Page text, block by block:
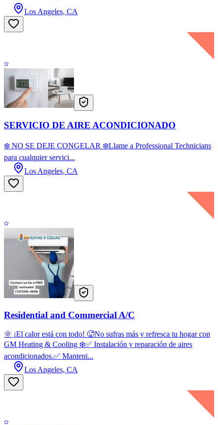
Los Angeles, CA
SERVICIO DE AIRE ACONDICIONADO
❄️ NO SE DEJE CONGELAR ❄️Llame a Professional Technicians
para cualquier servici...
Los Angeles, CA
Residential and Commercial A/C
🌞 ¡El calor está con todo! 🥵No sufras más y refresca tu hogar con
GM Heating & Cooling ❄️✅ Instalación y reparación de aires
acondicionados.✅ Manteni...
Los Angeles, CA